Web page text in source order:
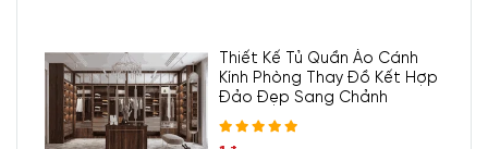
Mã sản phẩm:KTV-3119
Chất liệu:gỗ công nghiệp MDF cốt lõi xanh chống ẩm, độ
dày 17 ly rất bền bỉ và chắc chắn. Kết hợp bề mặt phun sơn
Thiết Kế Tủ Quần Áo Cánh
Kính Phòng Thay Đồ Kết Hợp
Đảo Đẹp Sang Chảnh